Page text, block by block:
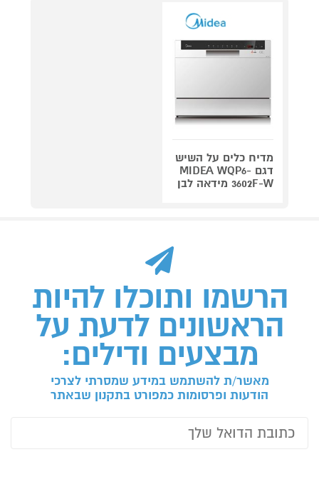
מדיח כלים על השיש
דגם MIDEA WQP6-
3602F-W מידאה לבן
הרשמו ותוכלו להיות
הראשונים לדעת על
מבצעים ודילים:
מאשר/ת להשתמש במידע שמסרתי לצרכי
הודעות ופרסומות כמפורט בתקנון שבאתר